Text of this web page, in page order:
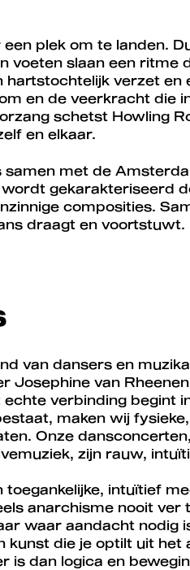
plek om te landen.
voeten slaan een ritme
verzet en
en de veerkracht die
schetst Howling
en elkaar.
samen met de
gekarakteriseerd
composities.
draagt en voortstuwt.
van dansers en
Josephine van
verbinding begint
maken wij
Onze
zijn rauw,
intuïtief
anarchisme nooit ver
waar aandacht nodig
kunst die je optilt uit het
is dan logica en